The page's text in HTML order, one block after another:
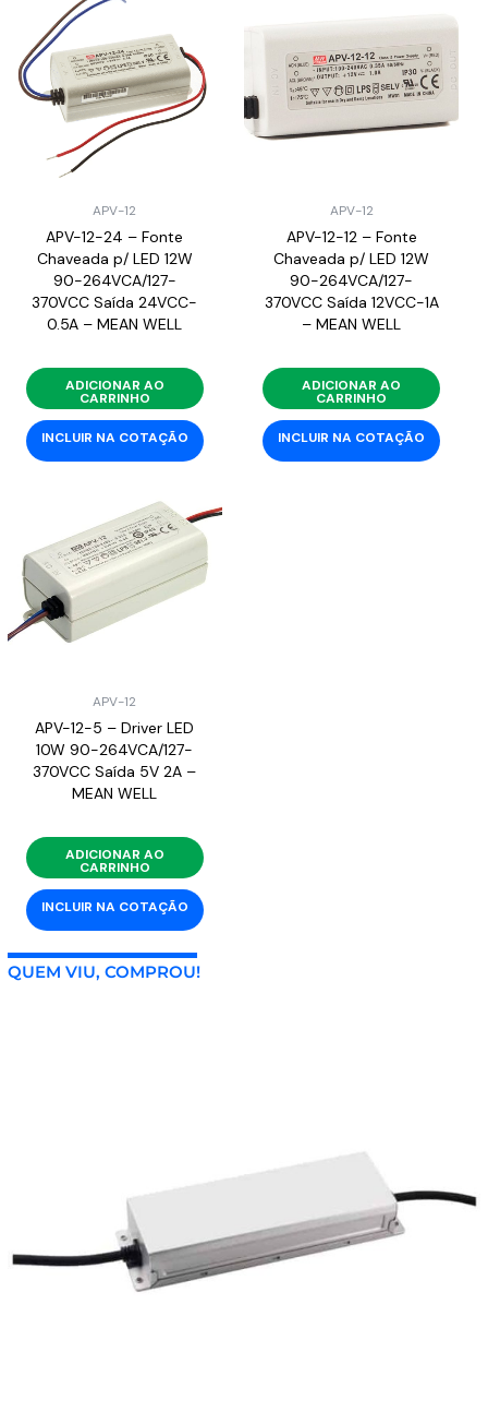
APV-12
APV-12-24 – Fonte
Chaveada p/ LED 12W
90-264VCA/127-
370VCC Saída 24VCC-
0.5A – MEAN WELL
ADICIONAR AO
CARRINHO
INCLUIR NA COTAÇÃO
APV-12
APV-12-12 – Fonte
Chaveada p/ LED 12W
90-264VCA/127-
370VCC Saída 12VCC-1A
– MEAN WELL
ADICIONAR AO
CARRINHO
INCLUIR NA COTAÇÃO
APV-12
APV-12-5 – Driver LED
10W 90-264VCA/127-
370VCC Saída 5V 2A –
MEAN WELL
ADICIONAR AO
CARRINHO
INCLUIR NA COTAÇÃO
QUEM VIU, COMPROU!